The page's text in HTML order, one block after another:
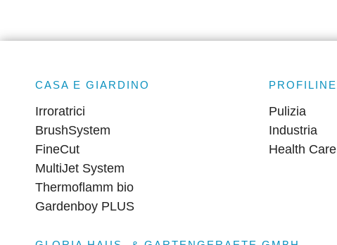
CASA E GIARDINO
Irroratrici
BrushSystem
FineCut
MultiJet System
Thermoflamm bio
Gardenboy PLUS
PROFILINE
Pulizia
Industria
Health Care